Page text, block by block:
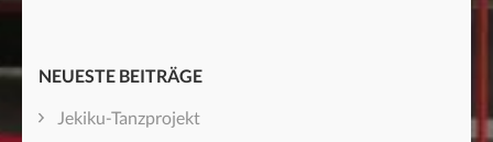
NEUESTE BEITRÄGE
Jekiku-Tanzprojekt